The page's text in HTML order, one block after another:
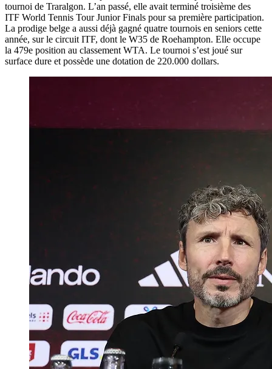
tournoi de Traralgon. L’an passé, elle avait terminé troisième des
ITF World Tennis Tour Junior Finals pour sa première participation.
La prodige belge a aussi déjà gagné quatre tournois en seniors cette
année, sur le circuit ITF, dont le W35 de Roehampton. Elle occupe
la 479e position au classement WTA. Le tournoi s’est joué sur
surface dure et possède une dotation de 220.000 dollars.